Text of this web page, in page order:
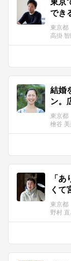
でき
東京
高掛
結婚
ン。
東京
檜谷
「
くて
東京
野村